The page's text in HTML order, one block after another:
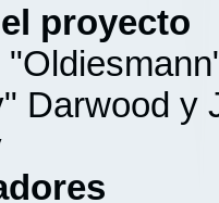
proyecto
Darwood y